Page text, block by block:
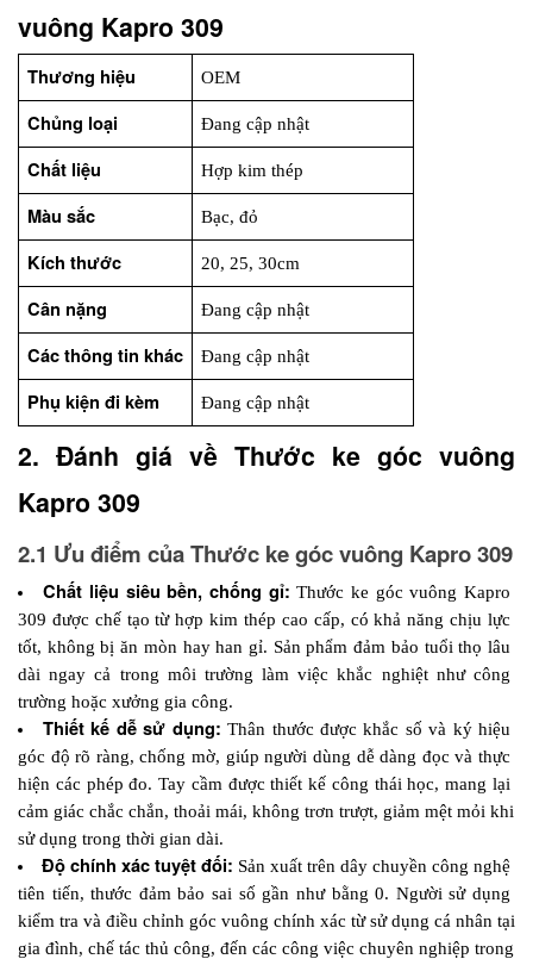
vuông Kapro 309
Thương hiệu OEM
Chủng loại Đang cập nhật
Chất liệu Hợp kim thép
Màu sắc Bạc, đỏ
Kích thước 20, 25, 30cm
Cân nặng Đang cập nhật
Các thông tin khác Đang cập nhật
Phụ kiện đi kèm Đang cập nhật
2. Đánh giá về Thước ke góc vuông
Kapro 309
2.1 Ưu điểm của Thước ke góc vuông Kapro 309
Chất liệu siêu bền, chống gỉ: Thước ke góc vuông Kapro
309 được chế tạo từ hợp kim thép cao cấp, có khả năng chịu lực
tốt, không bị ăn mòn hay han gỉ. Sản phẩm đảm bảo tuổi thọ lâu
dài ngay cả trong môi trường làm việc khắc nghiệt như công
trường hoặc xưởng gia công.
Thiết kế dễ sử dụng: Thân thước được khắc số và ký hiệu
góc độ rõ ràng, chống mờ, giúp người dùng dễ dàng đọc và thực
hiện các phép đo. Tay cầm được thiết kế công thái học, mang lại
cảm giác chắc chắn, thoải mái, không trơn trượt, giảm mệt mỏi khi
sử dụng trong thời gian dài.
Độ chính xác tuyệt đối: Sản xuất trên dây chuyền công nghệ
tiên tiến, thước đảm bảo sai số gần như bằng 0. Người sử dụng
kiểm tra và điều chỉnh góc vuông chính xác từ sử dụng cá nhân tại
gia đình, chế tác thủ công, đến các công việc chuyên nghiệp trong